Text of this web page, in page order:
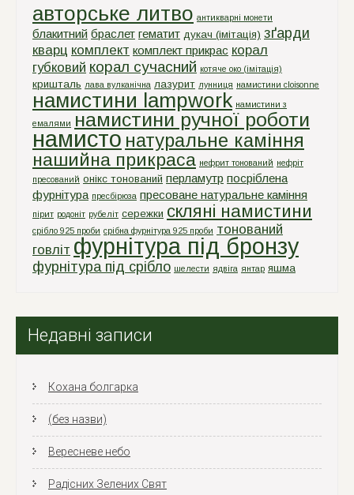
авторське литво антикварні монети
блакитний браслет гематит дукач (імітація) зґарди
кварц комплект комплект прикрас корал
губковий корал сучасний котяче око (імітація)
кришталь лава вулканічна лазурит лунниця намистини cloisonne
намистини lampwork намистини з
емалями намистини ручної роботи
намисто натуральне каміння
нашийна прикраса нефрит тонований нефріт
пресований онікс тонований перламутр посріблена
фурнітура пресбірюза пресоване натуральне каміння
пірит родоніт рубеліт сережки скляні намистини
срiбло 925 проби срiбна фурнiтура 925 проби тонований
говліт фурнітура під бронзу
фурнітура під срібло шелести ядвіга янтар яшма
Недавні записи
Кохана болгарка
(без назви)
Вересневе небо
Радісних Зелених Свят